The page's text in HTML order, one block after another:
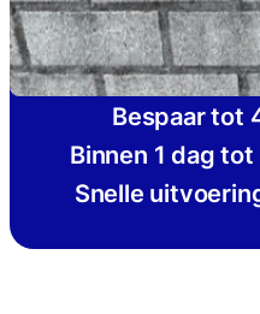
Bespaar tot
Binnen 1 dag
Snelle